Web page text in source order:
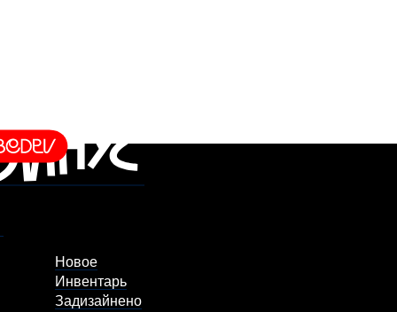
Новое
Инвентарь
Задизайнено